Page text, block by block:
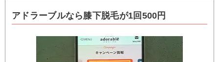
アドラーブルなら膝下脱毛が1回500円